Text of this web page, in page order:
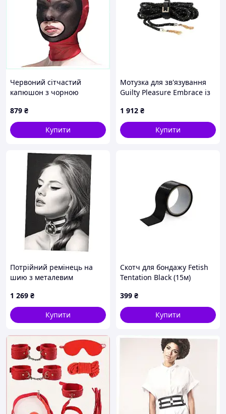
Червоний сітчастий
капюшон з чорною
8C7512M67
879 ₴
Купити
Мотузка для зв'язування
Guilty Pleasure Embrace із
застібкою-ременем, 7 м
1 912 ₴
Купити
Потрійний ремінець на
шию з металевим
1 269 ₴
Купити
Скотч для бондажу Fetish
Tentation Black (15м)
Sexual Fantasy
399 ₴
Купити